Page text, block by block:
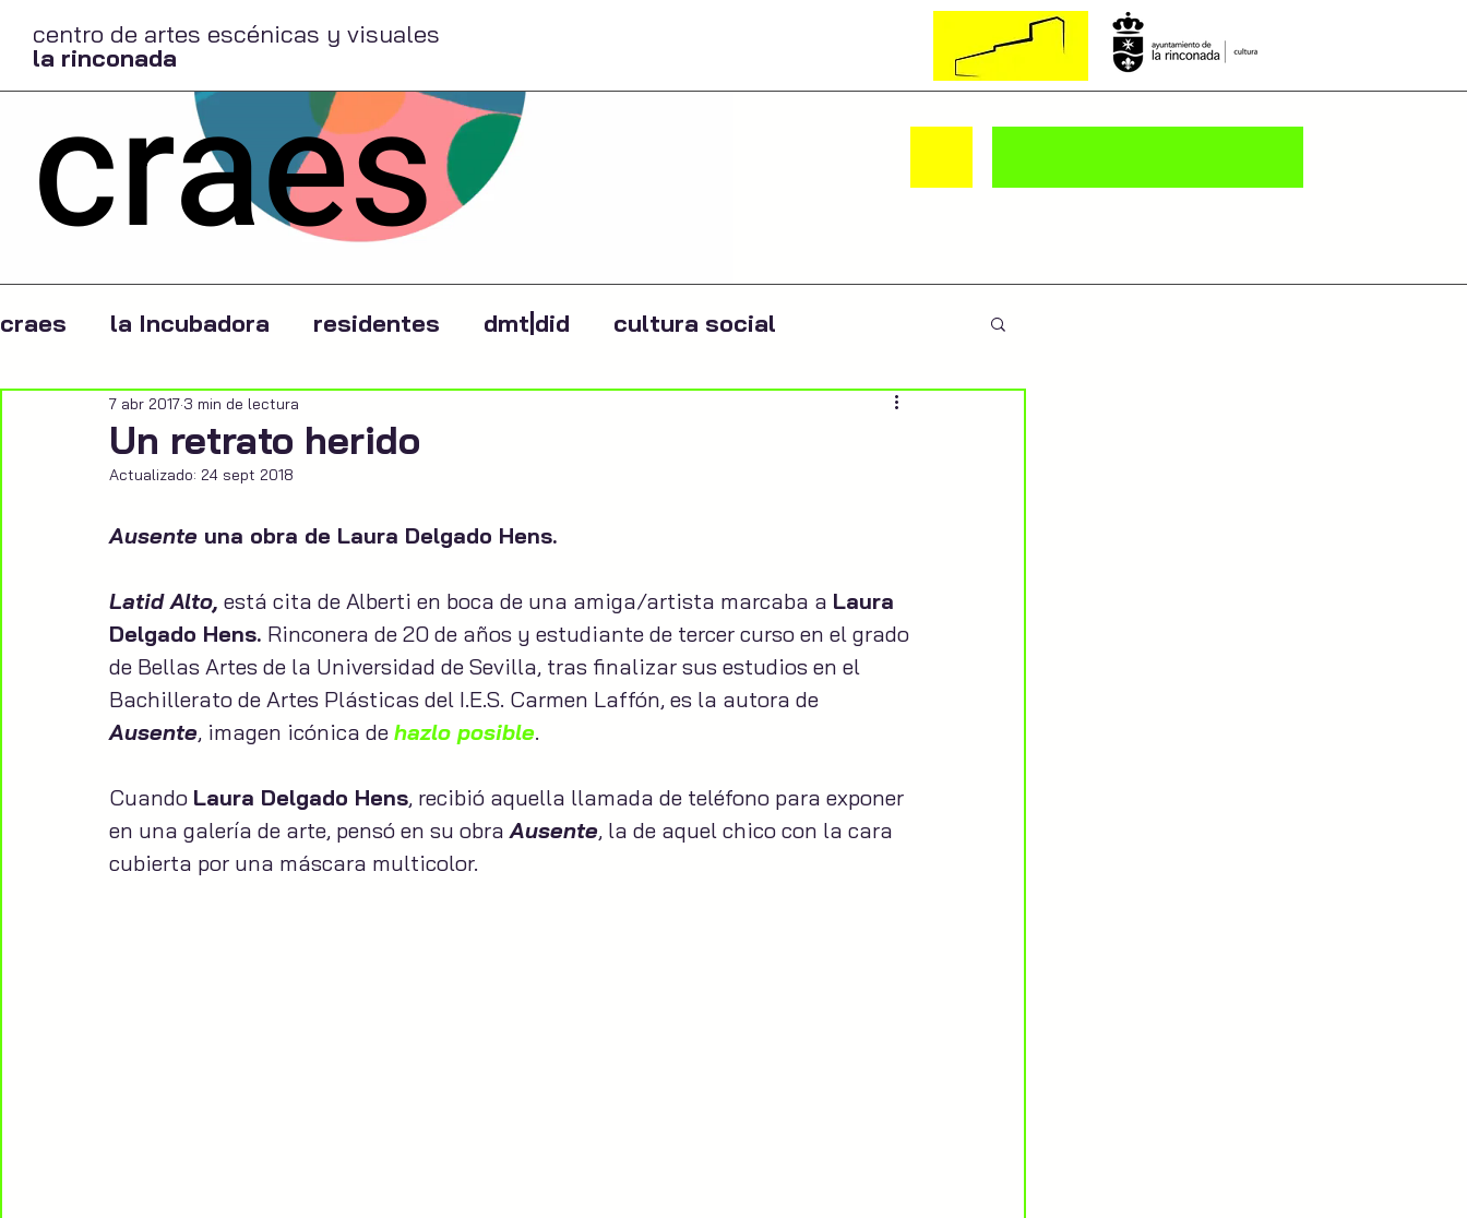
centro de artes escénicas y visuales
la rinconada
craes
craes la Incubadora residentes dmt|did cultura social
Un retrato herido
7 abr 2017 3 min de lectura
Actualizado: 24 sept 2018
Ausente una obra de Laura Delgado Hens.
Latid Alto, está cita de Alberti en boca de una amiga/artista marcaba a Laura
Delgado Hens. Rinconera de 20 de años y estudiante de tercer curso en el grado
de Bellas Artes de la Universidad de Sevilla, tras finalizar sus estudios en el
Bachillerato de Artes Plásticas del I.E.S. Carmen Laffón, es la autora de
Ausente, imagen icónica de hazlo posible.
Cuando Laura Delgado Hens, recibió aquella llamada de teléfono para exponer
en una galería de arte, pensó en su obra Ausente, la de aquel chico con la cara
cubierta por una máscara multicolor.